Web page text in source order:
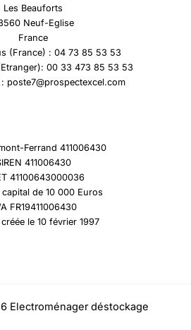
Les Beauforts
Neuf-Eglise
France
(France) : 04 73 85 53 53
00 33 473 85 53 53
poste7@prospectexcel.com
Ferrand 411006430
411006430
41100643000036
capital de 10 000 Euros
FR19411006430
le 10 février 1997
Electroménager déstockage